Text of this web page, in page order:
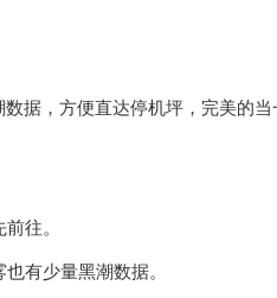
，方便直达停机坪，完美的当
往。
有少量黑潮数据。